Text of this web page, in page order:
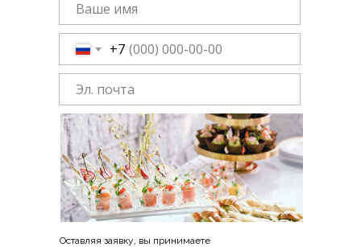
+7
Оставляя заявку, вы принимаете
Гастрономические станции